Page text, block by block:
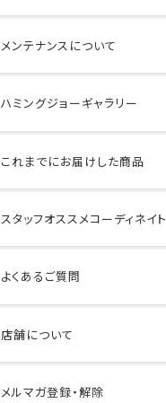
メンテナンスについて
ハミングジョーギャラリー
これまでにお届けした商品
スタッフオススメコーディネイト
よくあるご質問
店舗について
メルマガ登録・解除